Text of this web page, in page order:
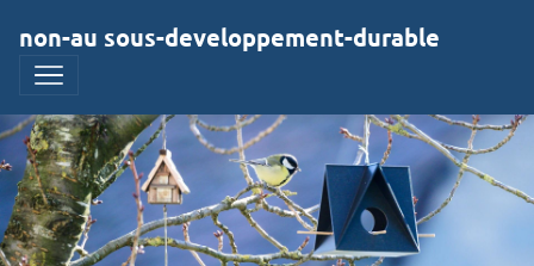
non-au sous-developpement-durable